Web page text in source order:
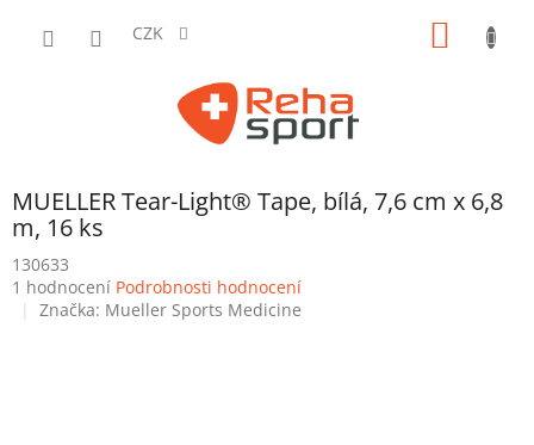
CZK
MUELLER Tear-Light® Tape, bílá, 7,6 cm x 6,8
m, 16 ks
130633
Průměrné
hodnocení
1 hodnocení Podrobnosti hodnocení
Značka: Mueller Sports Medicine